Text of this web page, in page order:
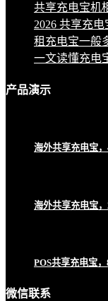
共享充电宝机
2026 共享充
租充电宝一般
一文读懂充电
产品演示
海外共享充电宝
海外共享充电宝
POS共享充电宝
微信联系